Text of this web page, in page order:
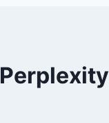
Perplexity